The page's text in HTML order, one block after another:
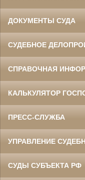
ДОКУМЕНТЫ СУДА
СУДЕБНОЕ
СПРАВОЧНАЯ
КАЛЬКУЛЯТОР
ПРЕСС-СЛУЖБА
УПРАВЛЕНИЕ
СУДЫ СУБЪЕКТА РФ